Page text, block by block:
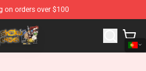
on orders over $100
- Official Mushoku Tensei